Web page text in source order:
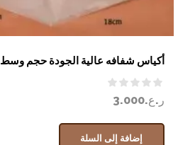
أكياس شفافه عالية الجودة حجم وسط
ر.ع.3.000
إضافة إلى السلة